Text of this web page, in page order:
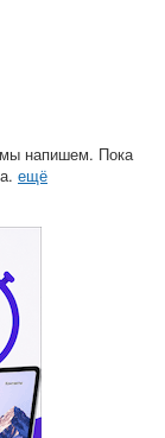
напишем. Пока
ещё